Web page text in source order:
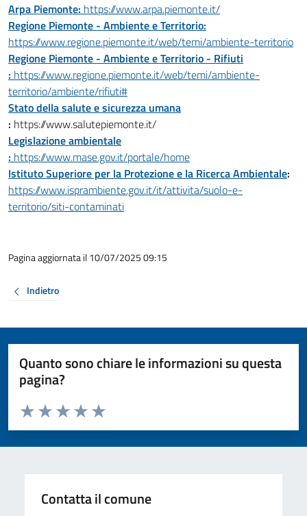
Arpa Piemonte: https://www.arpa.piemonte.it/
Regione Piemonte - Ambiente e Territorio:
https://www.regione.piemonte.it/web/temi/ambiente-territorio
Regione Piemonte - Ambiente e Territorio - Rifiuti
: https://www.regione.piemonte.it/web/temi/ambiente-
territorio/ambiente/rifiuti#
Stato della salute e sicurezza umana
: https://www.salutepiemonte.it/
Legislazione ambientale
: https://www.mase.gov.it/portale/home
Istituto Superiore per la Protezione e la Ricerca Ambientale:
https://www.isprambiente.gov.it/it/attivita/suolo-e-
territorio/siti-contaminati
Pagina aggiornata il 10/07/2025 09:15
Indietro
Quanto sono chiare le informazioni su questa
pagina?
Valuta da 1 a 5 stelle la pagina
Valuta 5 stelle su 5
Valuta 4 stelle su 5
Valuta 3 stelle su 5
Valuta 2 stelle su 5
Valuta 1 stelle su 5
Contatta il comune